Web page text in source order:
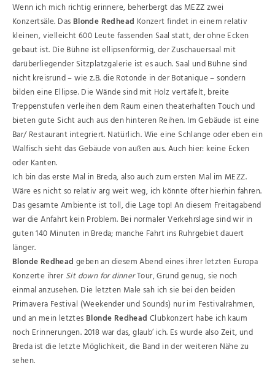
Wenn ich mich richtig erinnere, beherbergt das MEZZ zwei
Konzertsäle. Das Blonde Redhead Konzert findet in einem relativ
kleinen, vielleicht 600 Leute fassenden Saal statt, der ohne Ecken
gebaut ist. Die Bühne ist ellipsenförmig, der Zuschauersaal mit
darüberliegender Sitzplatzgalerie ist es auch. Saal und Bühne sind
nicht kreisrund – wie z.B. die Rotonde in der Botanique – sondern
bilden eine Ellipse. Die Wände sind mit Holz vertäfelt, breite
Treppenstufen verleihen dem Raum einen theaterhaften Touch und
bieten gute Sicht auch aus den hinteren Reihen. Im Gebäude ist eine
Bar/ Restaurant integriert. Natürlich. Wie eine Schlange oder eben ein
Walfisch sieht das Gebäude von außen aus. Auch hier: keine Ecken
oder Kanten.
Ich bin das erste Mal in Breda, also auch zum ersten Mal im MEZZ.
Wäre es nicht so relativ arg weit weg, ich könnte öfter hierhin fahren.
Das gesamte Ambiente ist toll, die Lage top! An diesem Freitagabend
war die Anfahrt kein Problem. Bei normaler Verkehrslage sind wir in
guten 140 Minuten in Breda; manche Fahrt ins Ruhrgebiet dauert
länger.
Blonde Redhead geben an diesem Abend eines ihrer letzten Europa
Konzerte ihrer Sit down for dinnerTour, Grund genug, sie noch
einmal anzusehen. Die letzten Male sah ich sie bei den beiden
Primavera Festival (Weekender und Sounds) nur im Festivalrahmen,
und an mein letztes Blonde Redhead Clubkonzert habe ich kaum
noch Erinnerungen. 2018 war das, glaub’ ich. Es wurde also Zeit, und
Breda ist die letzte Möglichkeit, die Band in der weiteren Nähe zu
sehen.